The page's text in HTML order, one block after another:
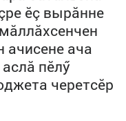
ӗç вырăнне
ачисене ача
пӗлӳ
черетсӗр